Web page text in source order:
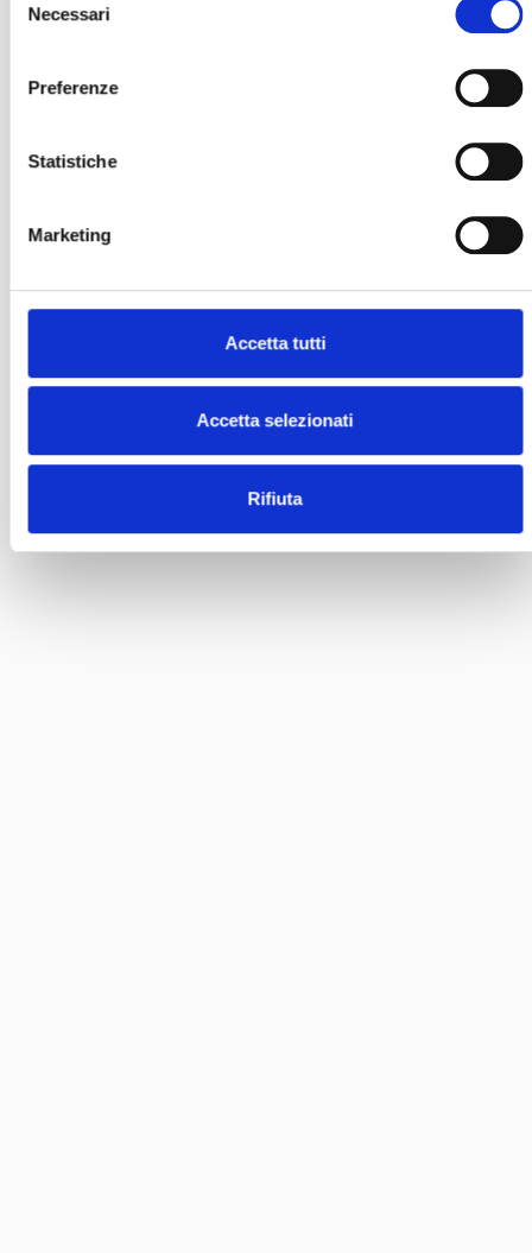
delNecessari
Preferenze
Statistiche
Marketing
Accetta tutti
Accetta selezionati
Rifiuta